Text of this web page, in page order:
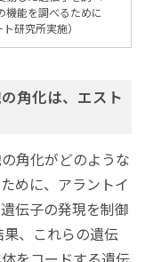
機能を調べるために
研究所実施）
角化は、エスト
角化がどのような
めに、アラントイ
伝子の発現を制御
、これらの遺伝